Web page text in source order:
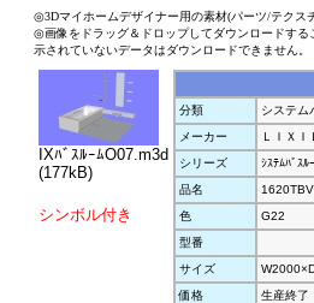
◎3Dマイホームデザイナー用の素材(パーツ/テクス
◎画像をドラッグ＆ドロップしてダウンロードす
示されていないデータはダウンロードできません。
IXﾊﾞｽﾙｰﾑO07.m3d
(177kB)
シンボル付き
分類
システム
メーカー
ＬＩＸＩ
シリーズ
ｼｽﾃﾑﾊﾞｽ
品名
色
G22
型番
サイズ
価格
生産終了